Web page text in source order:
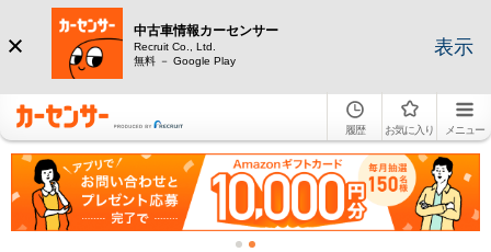
中古車情報カーセンサー
Recruit Co., Ltd.
無料 － Google Play
表示
履歴 お気に入り メニュー